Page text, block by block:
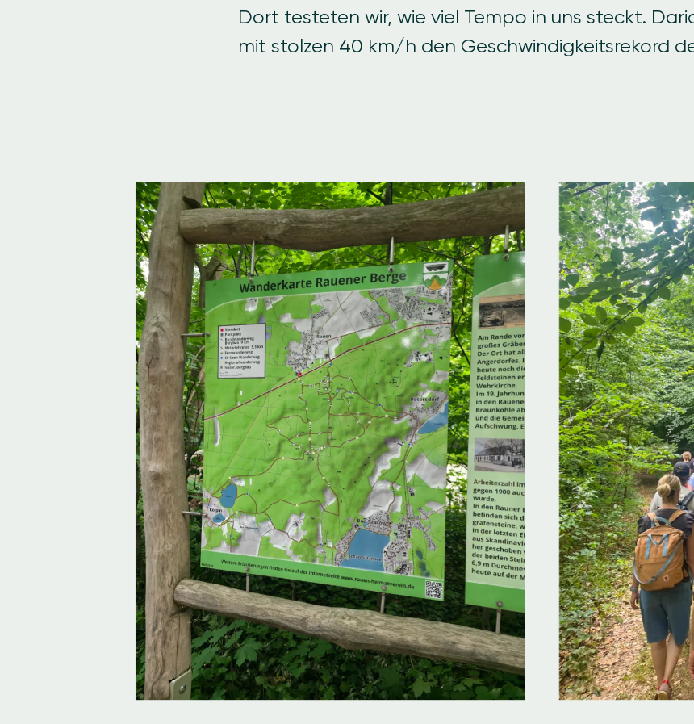
Dort testeten wir, wie viel Tempo in uns steckt.
mit stolzen 40 km/h den Geschwindigkeitsrekord